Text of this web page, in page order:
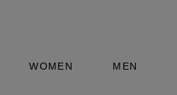
WOMEN MEN